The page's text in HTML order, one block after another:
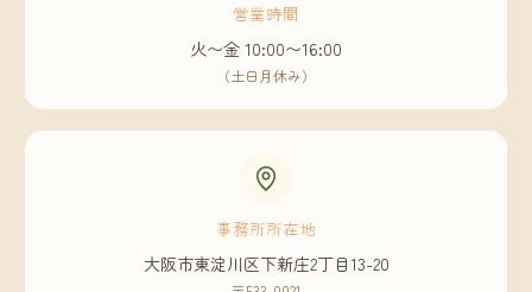
営業時間
火〜金 10:00〜16:00
（土日月休み）
事務所所在地
大阪市東淀川区下新庄2丁目13-20